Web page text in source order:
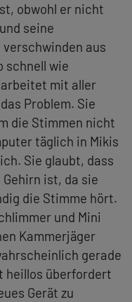
obwohl er nicht
seine
aus
schnell wie
mit aller
Problem. Sie
die Stimmen nicht
täglich in Mikis
Sie glaubt, dass
ist, da sie
die Stimme hört.
und Mini
Kammerjäger
gerade
heillos überfordert
Gerät zu